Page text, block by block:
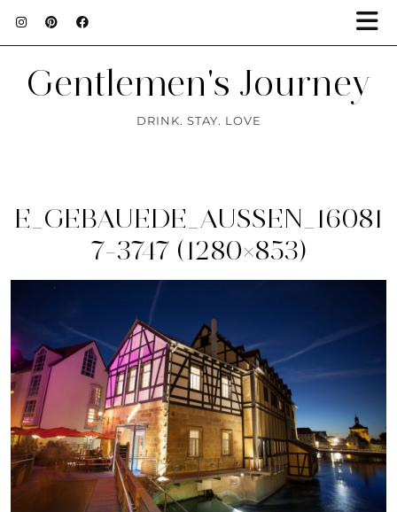
Gentlemen's Journey
DRINK. STAY. LOVE
E_GEBAUEDE_AUSSEN_16081
7-3747 (1280×853)